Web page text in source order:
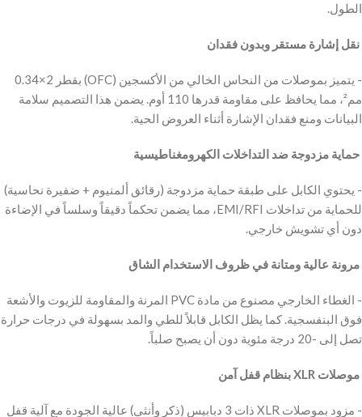
الطول.
‫ نقل إشارة مستقر وبدون فقدان
‫- يتميز بموصلات من النحاس الخالي من الأكسجين (OFC) بقطر 2×0.34
مم²، مما يحافظ على مقاومة قدرها 110 أوم. يضمن هذا التصميم سلامة
البيانات ومنع فقدان الإشارة أثناء العروض الحية.
‫ حماية مزدوجة ضد التداخلات الكهرومغناطيسية
‫- يحتوي الكابل على طبقة حماية مزدوجة (رقائق ألمنيوم + ضفيرة نحاسية)
للحماية من تداخلات EMI/RFI، مما يضمن تحكماً دقيقاً وسلساً في الإضاءة
دون أي تشويش خارجي.
‫ مرونة عالية ومتانة في ظروف الاستخدام الشاق
‫- الغطاء الخارجي مصنوع من مادة PVC المرنة والمقاومة للزيوت والأشعة
فوق البنفسجية. كما يظل الكابل قابلاً للطي والمد بسهولة في درجات حرارة
تصل إلى -20 درجة مئوية دون أن يصبح صلباً.
‫ موصلات XLR بنظام قفل آمن
‫- مزود بموصلات XLR ذات 3 دبابيس (ذكر وأنثى) عالية الجودة مع آلية قفل